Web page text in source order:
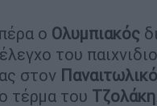
ο Ολυμπιακός
του
στον Παναιτωλικό
τέρμα του Τζολάκη